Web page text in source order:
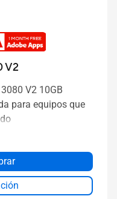
V2
V2 10GB
para equipos que